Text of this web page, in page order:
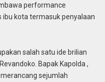
performance
ibu kota termasuk penyalaan
salah satu ide brilian
Bapak Kapolda ,
sejumlah